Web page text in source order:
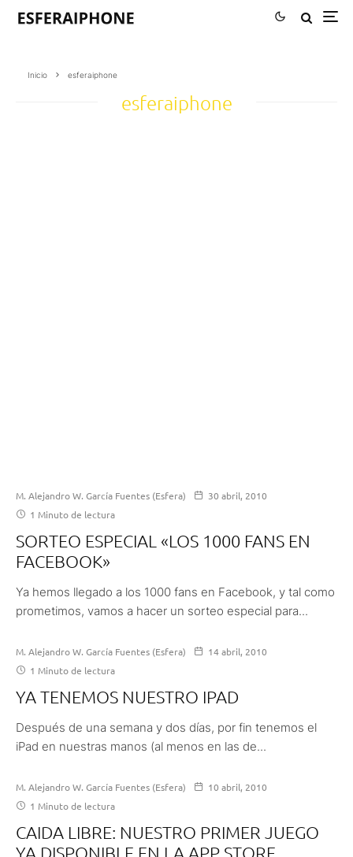
Inicio esferaiphone
esferaiphone
M. Alejandro W. García Fuentes (Esfera)
30 abril, 2010
1 Minuto de lectura
SORTEO ESPECIAL «LOS 1000 FANS EN
FACEBOOK»
Ya hemos llegado a los 1000 fans en Facebook, y tal como
prometimos, vamos a hacer un sorteo especial para...
M. Alejandro W. García Fuentes (Esfera)
14 abril, 2010
1 Minuto de lectura
YA TENEMOS NUESTRO IPAD
Después de una semana y dos días, por fin tenemos el
iPad en nuestras manos (al menos en las de...
M. Alejandro W. García Fuentes (Esfera)
10 abril, 2010
1 Minuto de lectura
CAIDA LIBRE: NUESTRO PRIMER JUEGO
YA DISPONIBLE EN LA APP STORE